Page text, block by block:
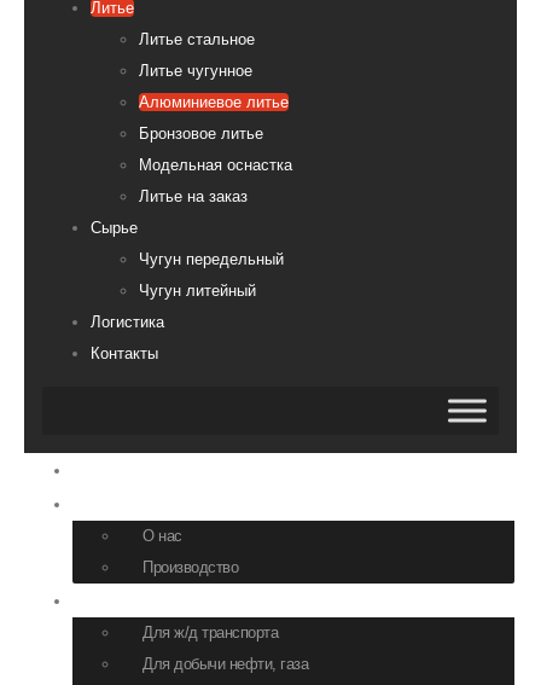
Литье
Литье стальное
Литье чугунное
Алюминиевое литье
Бронзовое литье
Модельная оснастка
Литье на заказ
Сырье
Чугун передельный
Чугун литейный
Логистика
Контакты
О нас
Производство
Для ж/д транспорта
Для добычи нефти, газа